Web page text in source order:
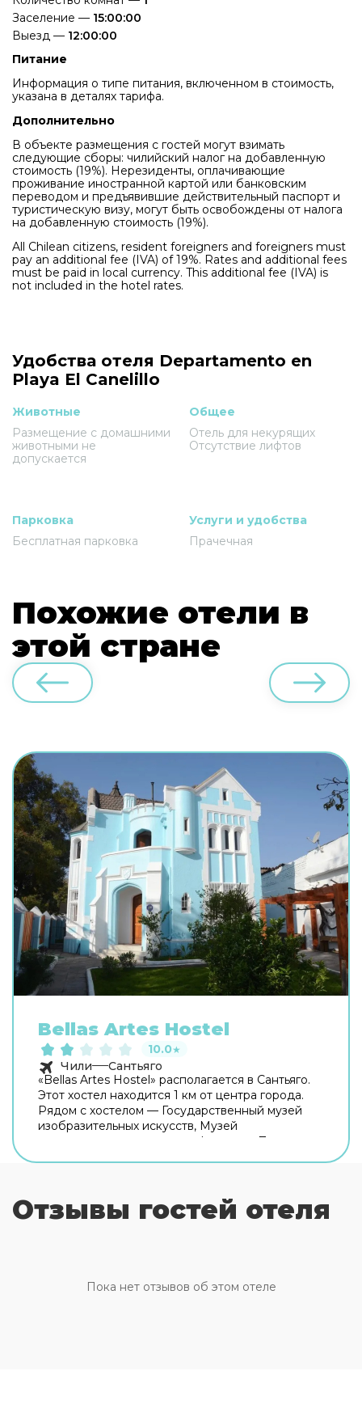
Заселение — 15:00:00
Выезд — 12:00:00
Питание
Информация о типе питания, включенном в стоимость,
указана в деталях тарифа.
Дополнительно
В объекте размещения с гостей могут взимать
следующие сборы: чилийский налог на добавленную
стоимость (19%). Нерезиденты, оплачивающие
проживание иностранной картой или банковским
переводом и предъявившие действительный паспорт и
туристическую визу, могут быть освобождены от налога
на добавленную стоимость (19%).
All Chilean citizens, resident foreigners and foreigners must
pay an additional fee (IVA) of 19%. Rates and additional fees
must be paid in local currency. This additional fee (IVA) is
not included in the hotel rates.
Удобства отеля Departamento en
Playa El Canelillo
Животные
Размещение с домашними
животными не
допускается
Общее
Отель для некурящих
Отсутствие лифтов
Парковка
Бесплатная парковка
Услуги и удобства
Прачечная
Похожие отели в
этой стране
Bellas Artes Hostel
10.0★
Чили
Сантьяго
«Bellas Artes Hostel» располагается в Сантьяго.
Этот хостел находится 1 км от центра города.
Рядом с хостелом — Государственный музей
изобразительных искусств, Музей
современного искусства и Форестал Парк.
номере гостей ждут душ. Перечисленные
услуги есть не во всех номерах.
Отзывы гостей отеля
Пока нет отзывов об этом отеле